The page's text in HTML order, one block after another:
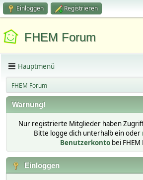
Einloggen Registrieren
FHEM Forum
Hauptmenü
FHEM Forum
Warnung!
Nur registrierte Mitglieder haben
Bitte logge dich unterhalb ein oder
Benutzerkonto bei
Einloggen